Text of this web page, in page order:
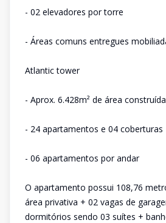
- 02 elevadores por torre
- Áreas comuns entregues
Atlantic tower
- Aprox. 6.428m² de área construída
- 24 apartamentos e 04 coberturas
- 06 apartamentos por andar
O apartamento possui 108,76
área privativa + 02 vagas de
dormitórios sendo 03 suítes +